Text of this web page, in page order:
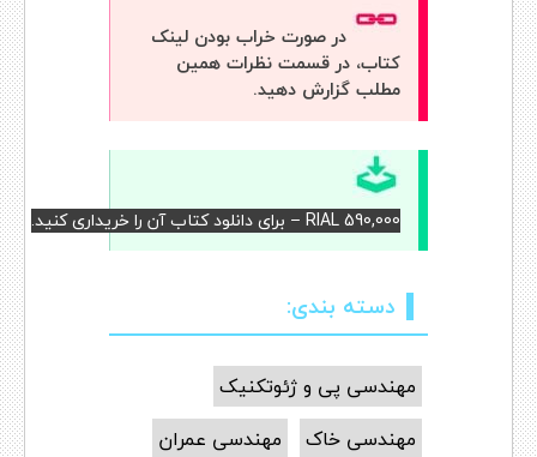
در صورت خراب بودن لینک
کتاب، در قسمت نظرات همین
مطلب گزارش دهید.
RIAL 590,000 – برای دانلود کتاب آن را خریداری کنید.
دسته بندی:
مهندسی پی و ژئوتکنیک
مهندسی خاک
مهندسی عمران